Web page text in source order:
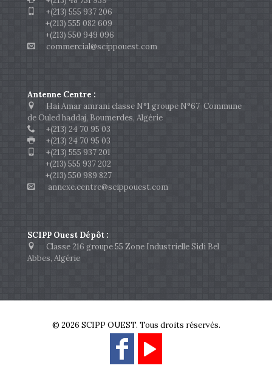
+(213) 555 937 206
+(213) 555 082 609
+(213) 550 949 096
commercial@scippouest.com
Antenne Centre :
Hai Amar amrani classe N°1 groupe N°67 Commune
de Ouled haddaj, Boumerdes, Algérie
+(213) 24 70 95 03
+(213) 24 70 95 03
+(213) 555 937 201
+(213) 555 937 202
+(213) 550 989 827
annexe.centre@scippouest.com
SCIPP Ouest Dépôt :
Classe 216 groupe 55 Zone Industrielle Sidi Bel
Abbes, Algérie
© 2026 SCIPP OUEST. Tous droits réservés.